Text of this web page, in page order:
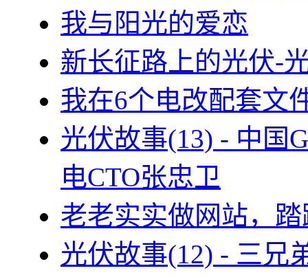
我与阳光的爱恋
新长征路上的光伏-
我在6个电改配套文
光伏故事(13) - 中国
电CTO张忠卫
老老实实做网站，
光伏故事(12) - 三兄